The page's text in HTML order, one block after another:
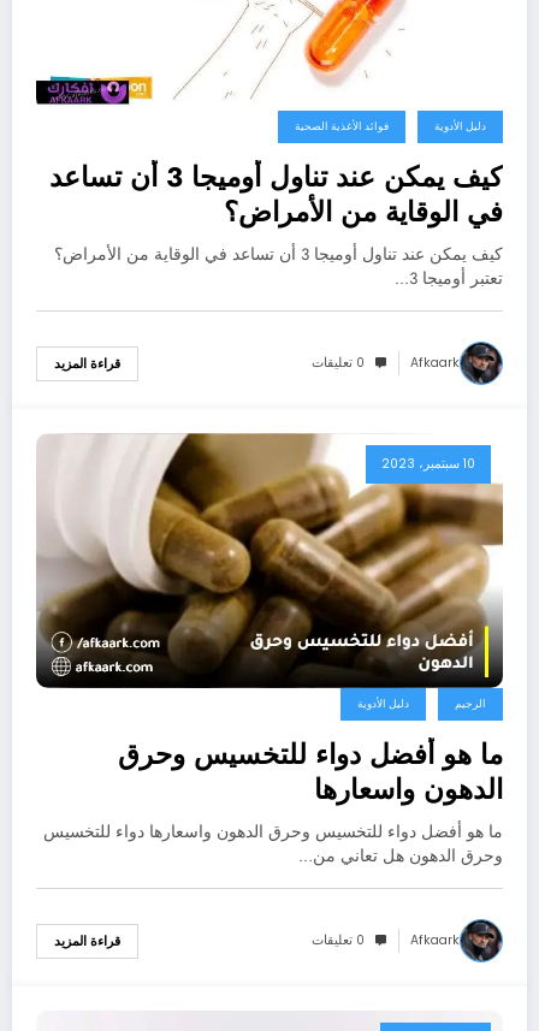
دليل الأدوية فوائد الأغذية الصحية
كيف يمكن عند تناول أوميجا 3 أن تساعد
في الوقاية من الأمراض؟
كيف يمكن عند تناول أوميجا 3 أن تساعد في الوقاية من الأمراض؟
تعتبر أوميجا 3…
Afkaark 0 تعليقات قراءة المزيد
10 سبتمبر، 2023
الرجيم دليل الأدوية
ما هو أفضل دواء للتخسيس وحرق
الدهون واسعارها
ما هو أفضل دواء للتخسيس وحرق الدهون واسعارها دواء للتخسيس
وحرق الدهون هل تعاني من…
Afkaark 0 تعليقات قراءة المزيد